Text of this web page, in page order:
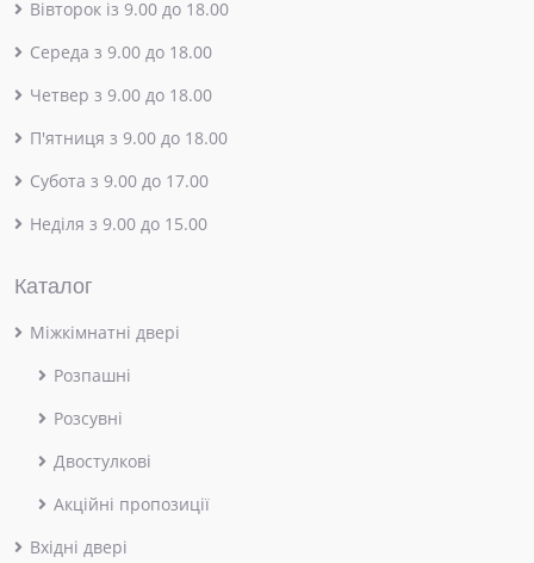
Вівторок із 9.00 до 18.00
Середа з 9.00 до 18.00
Четвер з 9.00 до 18.00
П'ятниця з 9.00 до 18.00
Субота з 9.00 до 17.00
Неділя з 9.00 до 15.00
Каталог
Міжкімнатні двері
Розпашні
Розсувні
Двостулкові
Акційні пропозиції
Вхідні двері